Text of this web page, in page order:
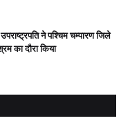
ने पश्चिम चम्पारण जिले
का दौरा किया